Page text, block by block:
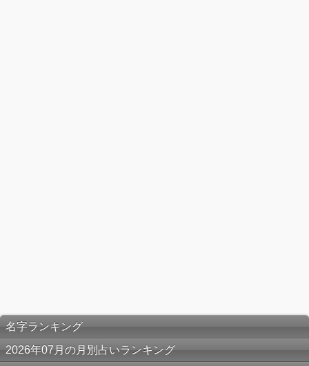
名字ランキング
2026年07月の月別占いランキング